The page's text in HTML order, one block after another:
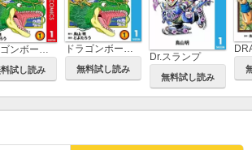
試し読み 無料試し読み
Dr.スランプ
無料試し読み